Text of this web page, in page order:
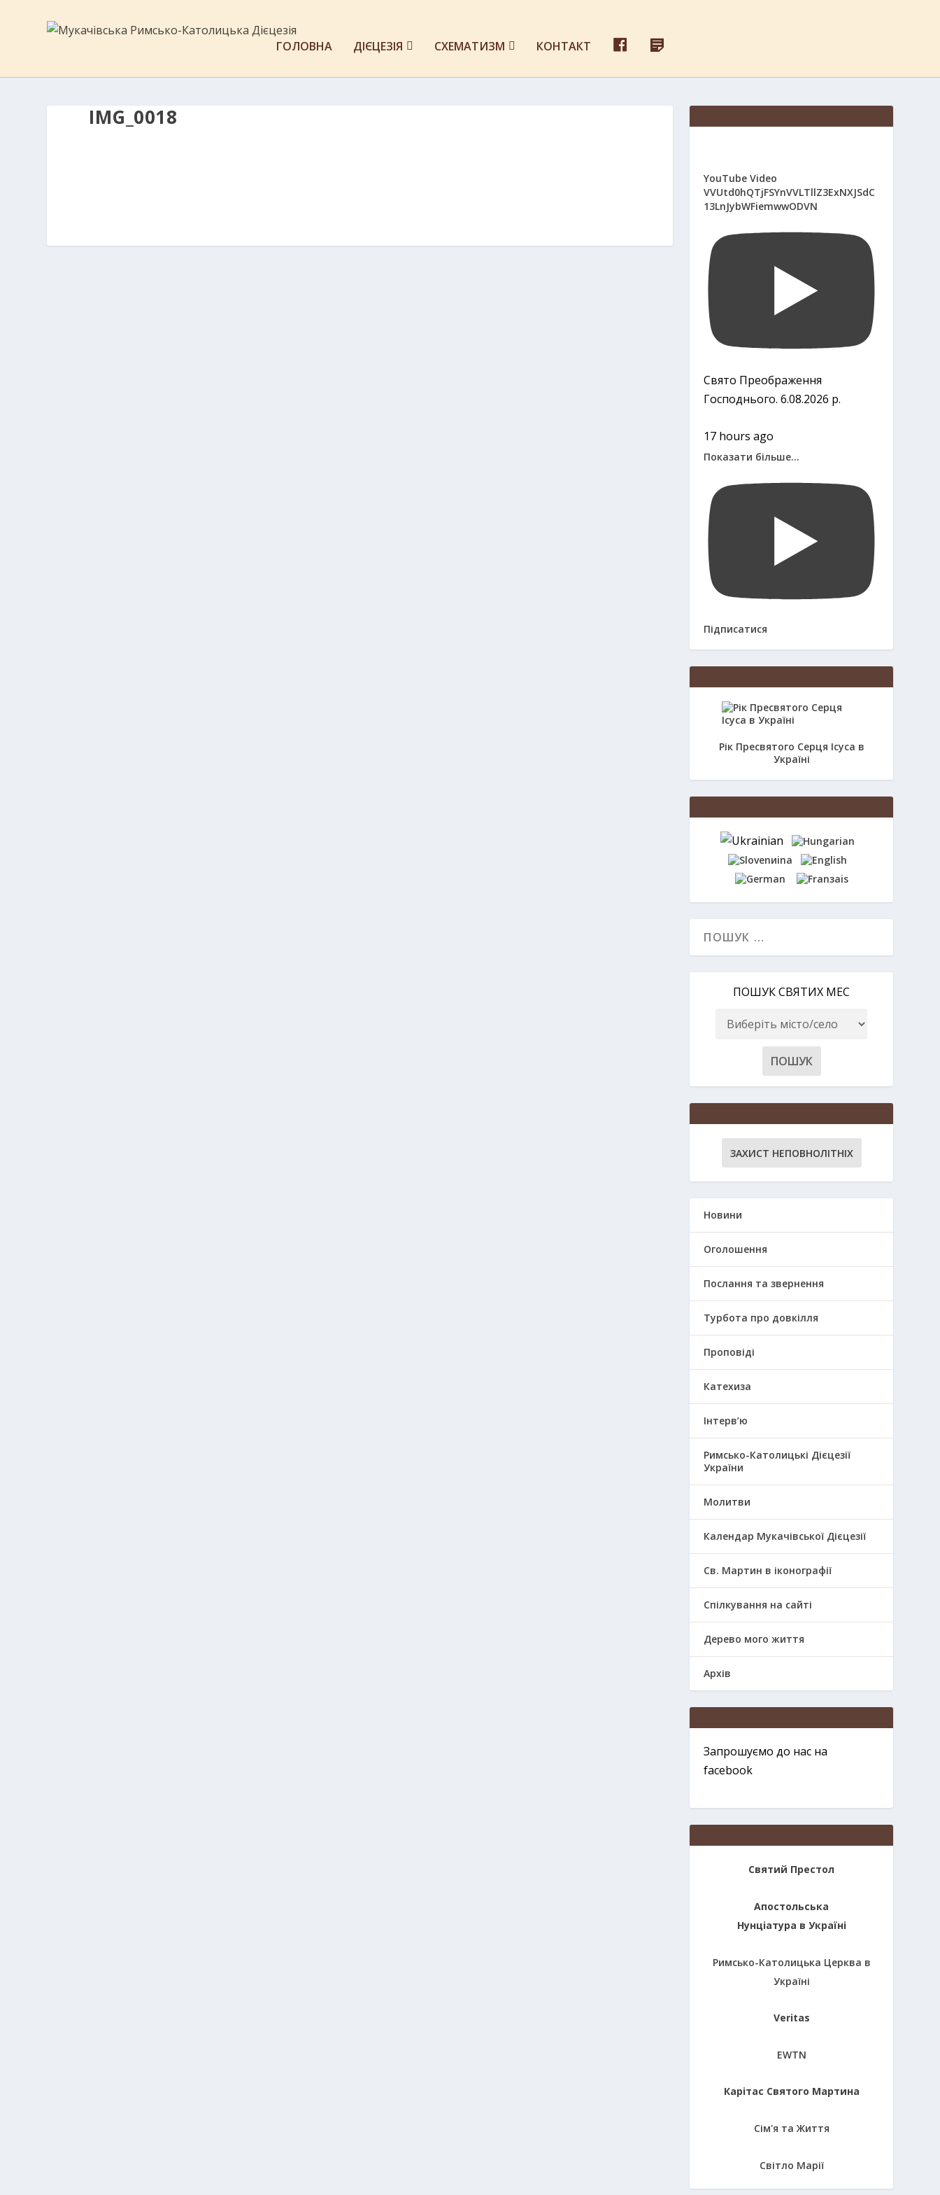
ГОЛОВНА ДІЄЦЕЗІЯ СХЕМАТИЗМ КОНТАКТ
E
Д
С
IMG_0018
YouTube Video
VVUtd0hQTjFSYnVVLTllZ3ExNXJSdC
13LnJybWFiemwwODVN
Свято Преображення
Господнього. 6.08.2026 р.
17 hours ago
Показати більше...
Підписатися
Рік Пресвятого Серця Ісуса в
Україні
ПОШУК СВЯТИХ МЕС
ЗАХИСТ НЕПОВНОЛІТНІХ
Новини
Оголошення
Послання та звернення
Турбота про довкілля
Проповіді
Катехиза
Інтерв’ю
Римсько-Католицькі Дієцезії
України
Молитви
Календар Мукачівської Дієцезії
Св. Мартин в іконографії
Спілкування на сайті
Дерево мого життя
Архів
Запрошуємо до нас на
facebook
Святий Престол
Апостольська
Нунціатура в Україні
Римсько-Католицька Церква в
Україні
Veritas
EWTN
Карітас Святого Мартина
Сім'я та Життя
Світло Марії